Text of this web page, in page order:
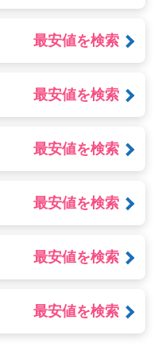
最安値を検索
最安値を検索
最安値を検索
最安値を検索
最安値を検索
最安値を検索